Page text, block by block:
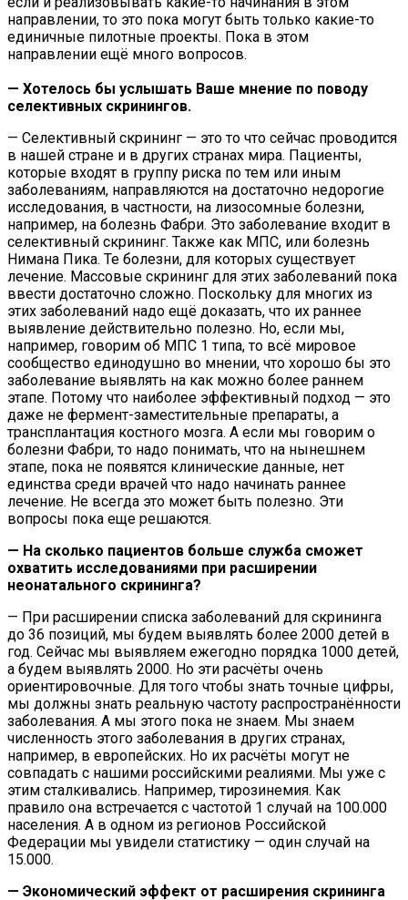
направлении, то это пока могут быть только какие-то
единичные пилотные проекты. Пока в этом
направлении ещё много вопросов.
— Хотелось бы услышать Ваше мнение по поводу
селективных скринингов.
— Селективный скрининг — это то что сейчас проводится
в нашей стране и в других странах мира. Пациенты,
которые входят в группу риска по тем или иным
заболеваниям, направляются на достаточно недорогие
исследования, в частности, на лизосомные болезни,
например, на болезнь Фабри. Это заболевание входит в
селективный скрининг. Также как МПС, или болезнь
Нимана Пика. Те болезни, для которых существует
лечение. Массовые скрининг для этих заболеваний пока
ввести достаточно сложно. Поскольку для многих из
этих заболеваний надо ещё доказать, что их раннее
выявление действительно полезно. Но, если мы,
например, говорим об МПС 1 типа, то всё мировое
сообщество единодушно во мнении, что хорошо бы это
заболевание выявлять на как можно более раннем
этапе. Потому что наиболее эффективный подход — это
даже не фермент-заместительные препараты, а
трансплантация костного мозга. А если мы говорим о
болезни Фабри, то надо понимать, что на нынешнем
этапе, пока не появятся клинические данные, нет
единства среди врачей что надо начинать раннее
лечение. Не всегда это может быть полезно. Эти
вопросы пока еще решаются.
— На сколько пациентов больше служба сможет
охватить исследованиями при расширении
неонатального скрининга?
— При расширении списка заболеваний для скрининга
до 36 позиций, мы будем выявлять более 2000 детей в
год. Сейчас мы выявляем ежегодно порядка 1000 детей,
а будем выявлять 2000. Но эти расчёты очень
ориентировочные. Для того чтобы знать точные цифры,
мы должны знать реальную частоту распространённости
заболевания. А мы этого пока не знаем. Мы знаем
численность этого заболевания в других странах,
например, в европейских. Но их расчёты могут не
совпадать с нашими российскими реалиями. Мы уже с
этим сталкивались. Например, тирозинемия. Как
правило она встречается с частотой 1 случай на 100.000
населения. А в одном из регионов Российской
Федерации мы увидели статистику — один случай на
15.000.
— Экономический эффект от расширения скрининга